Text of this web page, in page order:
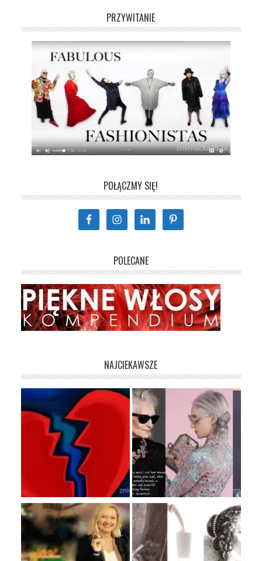
PRZYWITANIE
POŁĄCZMY SIĘ!
POLECANE
NAJCIEKAWSZE